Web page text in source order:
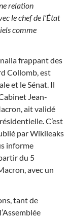
relation
le chef de l’État
comme
frappant des
Collomb, est
et le Sénat. Il
Jean-
ait validé
C’est
par Wikileaks
informe
du 5
avec un
tant de